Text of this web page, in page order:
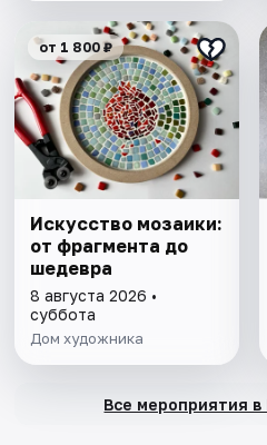
от 1 800 ₽
Искусство мозаики:
от фрагмента до
шедевра
8 августа 2026 •
суббота
Дом художника
Все мероприятия в